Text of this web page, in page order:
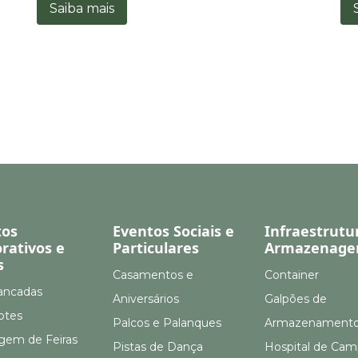
Saiba mais
e
de Feiras
Eventos Sociais e
Particulares
Casamentos e
Aniversários
Palcos e Palanques
Pistas de Dança
Container
Galpões de
Hospital de